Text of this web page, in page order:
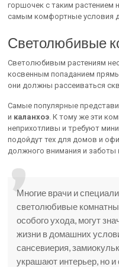
горшочек с таким растением
самым комфортные условия
Светолюбивые
Светолюбивым растениям
косвенным попаданием
они должны рассеиваться
Самые популярные
и каланхоэ. К тому же эти
неприхотливы и требуют
подойдут тех для домов и
должного внимания и
Многие врачи и
светолюбивые
особого ухода, могут
жизни в домашних
сансевиерия,
украшают интерьер, но